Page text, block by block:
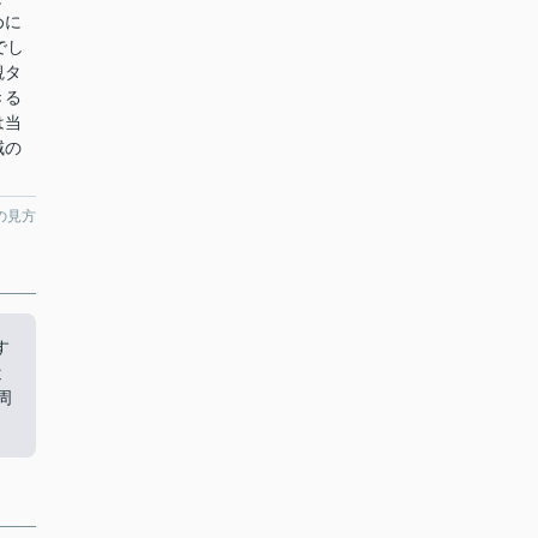
し
の
見方